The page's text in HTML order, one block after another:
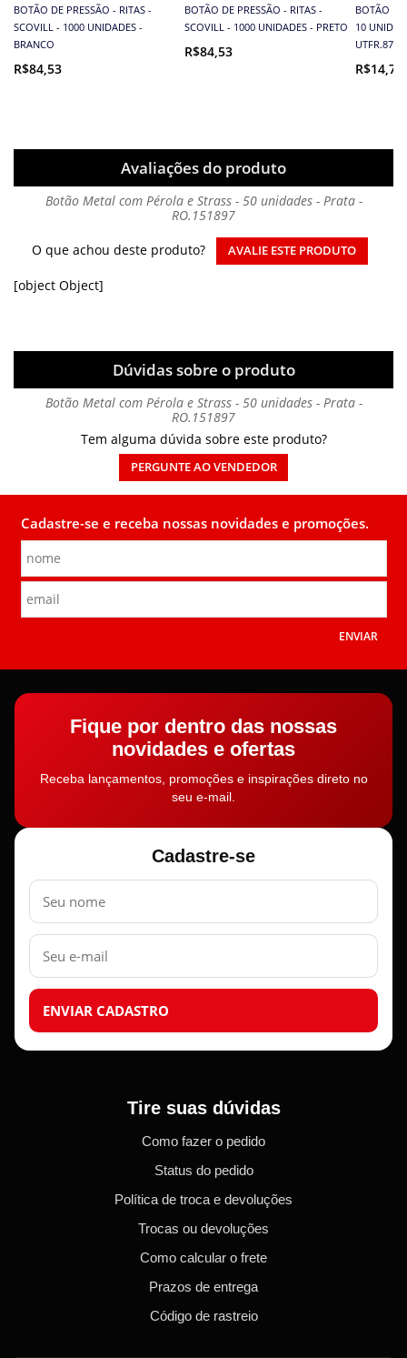
BOTÃO DE PRESSÃO - RITAS -
SCOVILL - 1000 UNIDADES -
BRANCO
R$84,53
BOTÃO DE PRESSÃO - RITAS -
SCOVILL - 1000 UNIDADES - PRETO
R$84,53
BOTÃO
10
UTFR.879
R$14,70
Avaliações do produto
Botão Metal com Pérola e Strass - 50 unidades - Prata -
RO.151897
O que achou deste produto?
AVALIE ESTE PRODUTO
[object Object]
Dúvidas sobre o produto
Botão Metal com Pérola e Strass - 50 unidades - Prata -
RO.151897
Tem alguma dúvida sobre este produto?
PERGUNTE AO VENDEDOR
Cadastre-se e receba nossas novidades e promoções.
ENVIAR
Fique por dentro das nossas
novidades e ofertas
Receba lançamentos, promoções e inspirações direto no
seu e-mail.
Cadastre-se
Nome
E-
mail
ENVIAR CADASTRO
Tire suas dúvidas
Como fazer o pedido
Status do pedido
Política de troca e devoluções
Trocas ou devoluções
Como calcular o frete
Prazos de entrega
Código de rastreio